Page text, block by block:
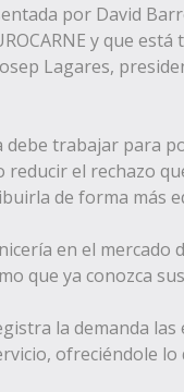
por David
y que
Lagares,
debe trabajar para
el rechazo
de forma más
en el mercado
que ya conozca
la demanda las
ofreciéndole lo